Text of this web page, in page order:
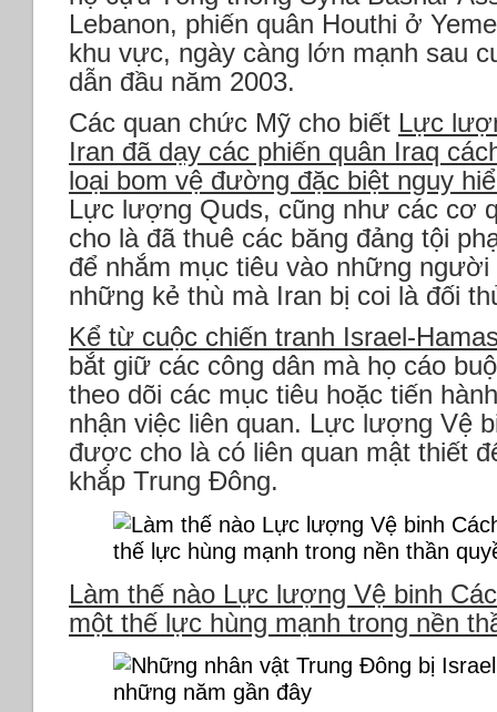
Lebanon, phiến quân Houthi ở
khu vực, ngày càng lớn mạnh sau
dẫn đầu năm 2003.
Các quan chức Mỹ cho biết Lực
Iran đã dạy các phiến quân Iraq
loại bom vệ đường đặc biệt nguy
Lực lượng Quds, cũng như các cơ
cho là đã thuê các băng đảng tội
để nhắm mục tiêu vào những
những kẻ thù mà Iran bị coi là đối
Kể từ cuộc chiến tranh Israel-
bắt giữ các công dân mà họ cáo
theo dõi các mục tiêu hoặc tiến
nhận việc liên quan. Lực lượng Vệ
được cho là có liên quan mật thiết
khắp Trung Đông.
Làm thế nào Lực lượng Vệ binh
một thế lực hùng mạnh trong nền